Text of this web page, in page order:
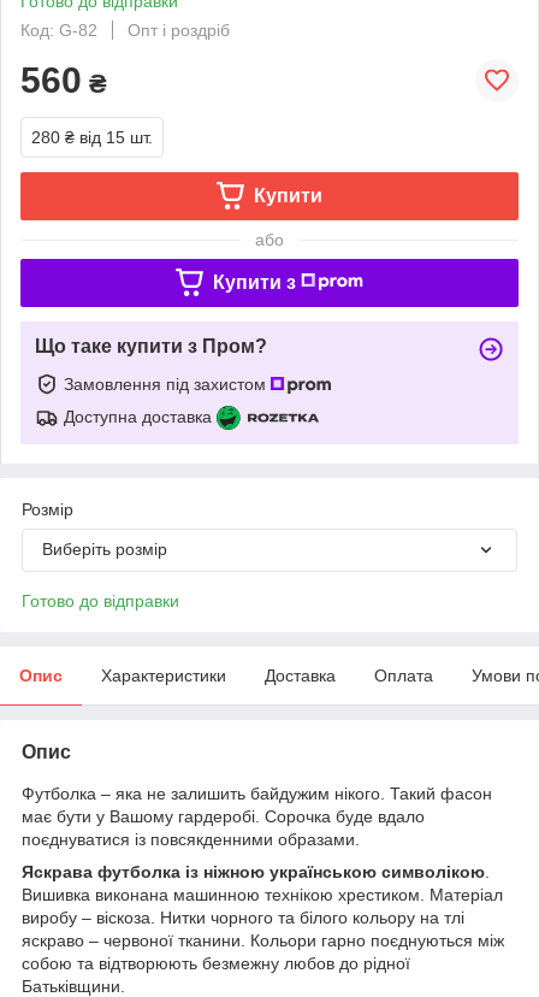
Код: G-82
Опт і роздріб
560 ₴
280 ₴ від 15 шт.
Купити
або
Купити з
Що таке купити з Пром?
Замовлення під захистом
Доступна доставка
Розмір
Виберіть розмір
Готово до відправки
Опис Характеристики Доставка Оплата Умови
Опис
Футболка – яка не залишить байдужим нікого. Такий фасон
має бути у Вашому гардеробі. Сорочка буде вдало
поєднуватися із повсякденними образами.
Яскрава футболка із ніжною українською символікою
Вишивка виконана машинною технікою хрестиком. Матеріал
виробу – віскоза. Нитки чорного та білого кольору на тлі
яскраво – червоної тканини. Кольори гарно поєднуються між
собою та відтворюють безмежну любов до рідної
Батьківщини.